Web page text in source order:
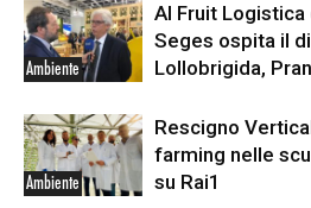
Ambiente
Al Fruit
Seges ospita il
Lollobrigida,
Ambiente
Rescigno
farming nelle
su Rai1